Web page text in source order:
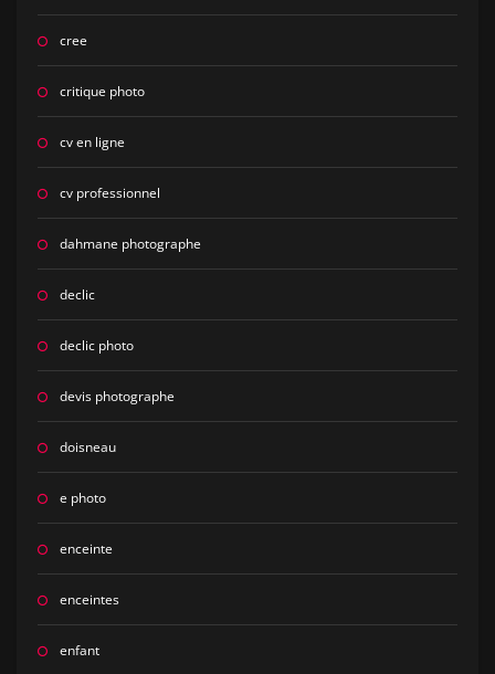
cree
critique photo
cv en ligne
cv professionnel
dahmane photographe
declic
declic photo
devis photographe
doisneau
e photo
enceinte
enceintes
enfant